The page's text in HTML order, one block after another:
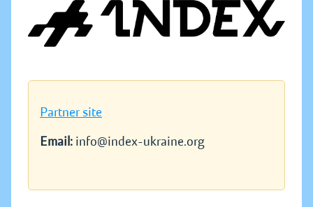
Partner site
Email: info@index-ukraine.org